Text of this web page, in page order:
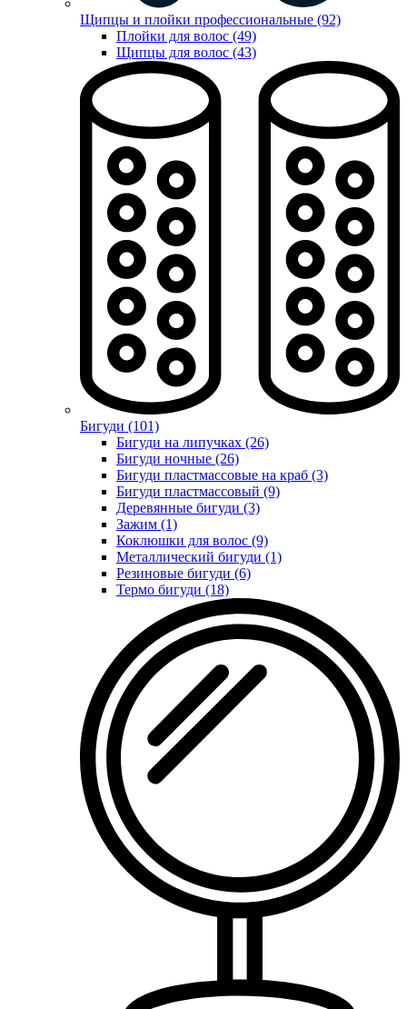
Щипцы и плойки профессиональные (92)
Плойки для волос (49)
Щипцы для волос (43)
Бигуди (101)
Бигуди на липучках (26)
Бигуди ночные (26)
Бигуди пластмассовые на краб (3)
Бигуди пластмассовый (9)
Деревянные бигуди (3)
Зажим (1)
Коклюшки для волос (9)
Металлический бигуди (1)
Резиновые бигуди (6)
Термо бигуди (18)